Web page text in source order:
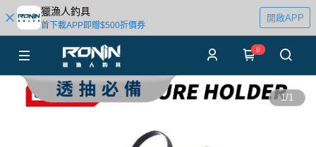
獵漁人釣具
首下載APP即贈$500折價券
開啟APP
0
1/1